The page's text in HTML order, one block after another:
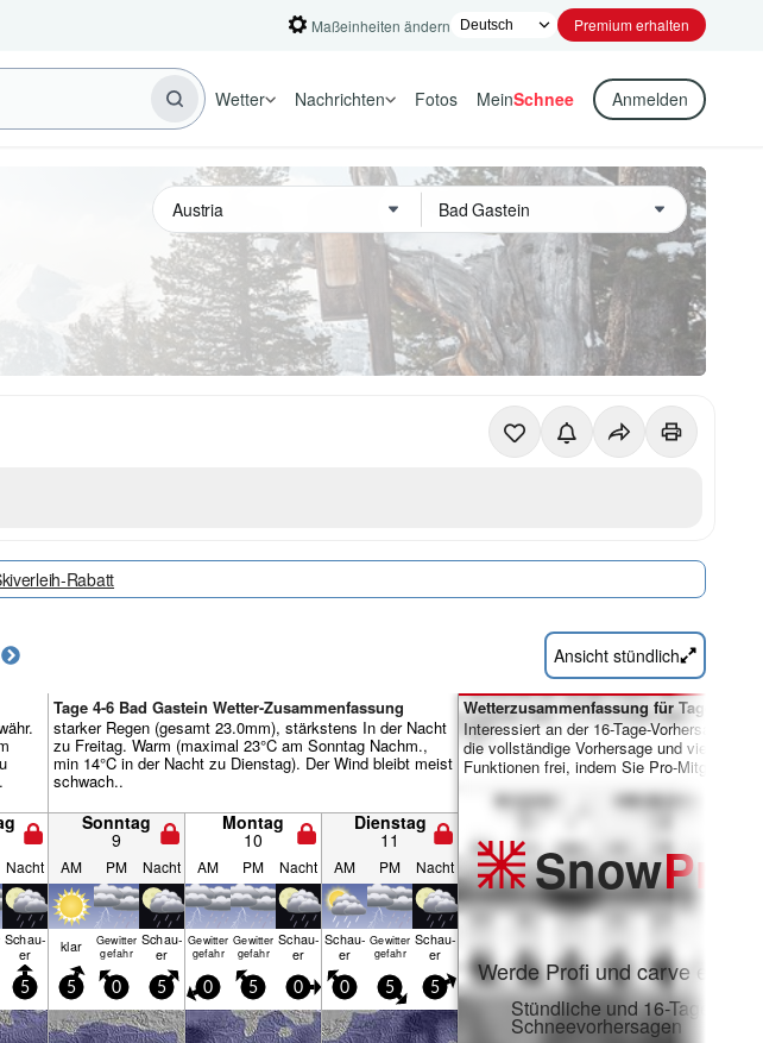
Maßeinheiten ändern Premium erhalten
Wetter Nachrichten Fotos MeinSchnee Anmelden
Rabatt
Ansicht stündlich
Tage 4-6 Bad Gastein Wetter-Zusammenfassung
starker Regen (gesamt 23.0mm), stärkstens In der Nacht
zu Freitag. Warm (maximal 23°C am Sonntag Nachm.,
min 14°C in der Nacht zu Dienstag). Der Wind bleibt meist
schwach..
Sonntag
9
Montag
10
Dienstag
11
Nacht AM PM Nacht AM PM Nacht AM PM Nacht
Schau­
er klar
Gewitter
gefahr
Schau­
er
Gewitter
gefahr
Gewitter
gefahr
Schau­
er
Schau­
er
Gewitter
gefahr
Schau­
er
5 5 0 5 0 5 0 0 5 5
Wetterzusammenfassung für Tage 7-16:
Interessiert an der 16-Tage-Vorhersage?
die vollständige Vorhersage und viele
Funktionen frei, indem Sie Pro-Mitglied
SnowPro
Werde Profi und carve ein:
Stündliche und 16-Tage-
Schneevorhersagen